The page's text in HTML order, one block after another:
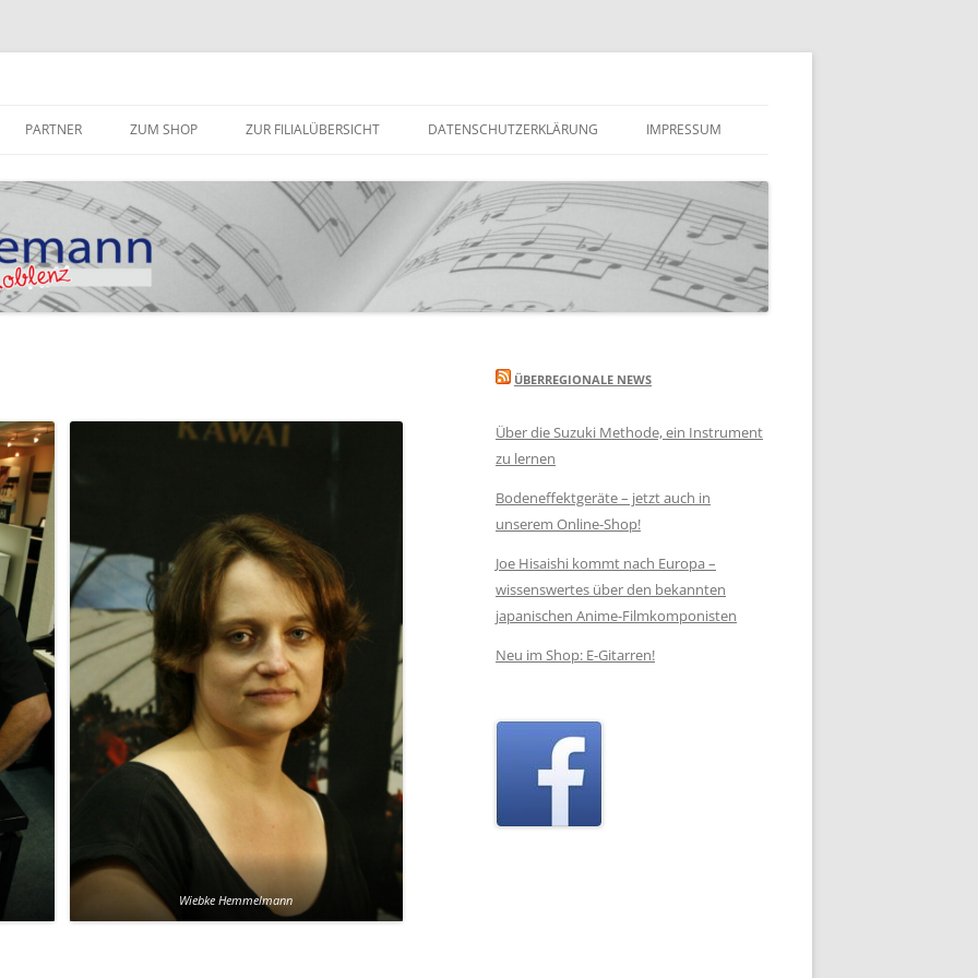
Inhalt
PARTNER ZUM SHOP ZUR FILIALÜBERSICHT DATENSCHUTZERKLÄRUNG IMPRESSUM
Wiebke Hemmelmann
ÜBERREGIONALE NEWS
Über die Suzuki Methode, ein Instrument
zu lernen
Bodeneffektgeräte – jetzt auch in
unserem Online-Shop!
Joe Hisaishi kommt nach Europa –
wissenswertes über den bekannten
japanischen Anime-Filmkomponisten
Neu im Shop: E-Gitarren!